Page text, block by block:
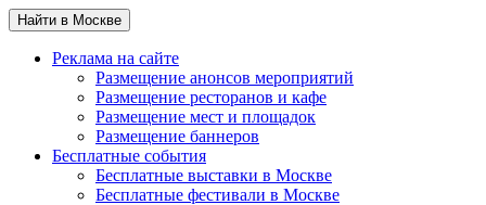
Найти в Москве
Реклама на сайте
Размещение анонсов мероприятий
Размещение ресторанов и кафе
Размещение мест и площадок
Размещение баннеров
Бесплатные события
Бесплатные выставки в Москве
Бесплатные фестивали в Москве